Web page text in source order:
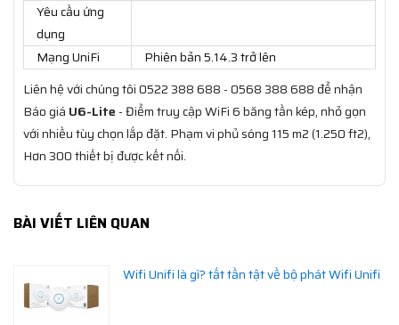
Yêu cầu ứng
dụng
Mạng UniFi
Phiên bản 5.14.3 trở lên
Liên hệ với chúng tôi 0522 388 688 - 0568 388 688 để nhận
Báo giá U6-Lite - Điểm truy cập WiFi 6 băng tần kép, nhỏ gọn
với nhiều tùy chọn lắp đặt. Phạm vi phủ sóng 115 m2 (1.250 ft2),
Hơn 300 thiết bị được kết nối.
BÀI VIẾT LIÊN QUAN
Wifi Unifi là gì? tất tần tật về bộ phát Wifi Unifi